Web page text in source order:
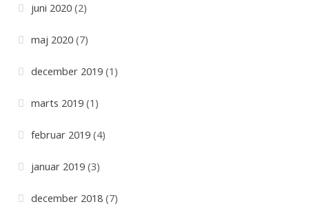
juni 2020(2)
maj 2020(7)
december 2019(1)
marts 2019(1)
februar 2019(4)
januar 2019(3)
december 2018(7)